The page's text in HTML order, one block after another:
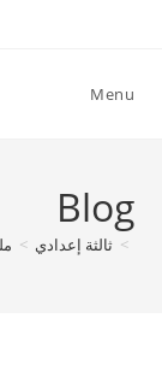
Menu
Blog
> ثالثة إعدادي >